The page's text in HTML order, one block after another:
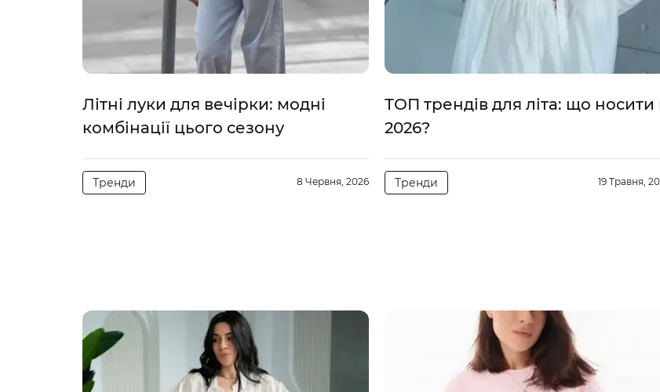
Літні луки для вечірки: модні
комбінації цього сезону
Тренди 8 Червня, 2026
ТОП трендів для літа: що носити
2026?
Тренди 19 Травня,